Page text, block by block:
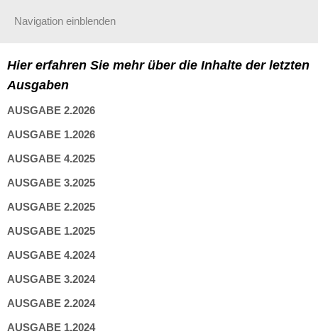
Navigation einblenden
Hier erfahren Sie mehr über die Inhalte der letzten
Ausgaben
AUSGABE 2.2026
AUSGABE 1.2026
AUSGABE 4.2025
AUSGABE 3.2025
AUSGABE 2.2025
AUSGABE 1.2025
AUSGABE 4.2024
AUSGABE 3.2024
AUSGABE 2.2024
AUSGABE 1.2024